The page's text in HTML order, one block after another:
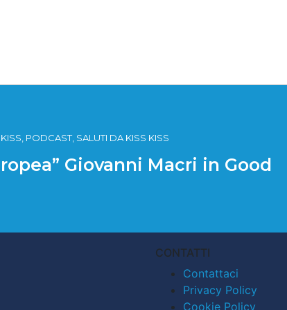
PODCAST, SALUTI DA KISS KISS
Giovanni Macri in Good
CONTATTI
Contattaci
Privacy Policy
Cookie Policy